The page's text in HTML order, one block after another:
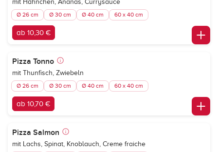
mit Hähnchen, Ananas, Currysauce
Ø 26 cm Ø 30 cm Ø 40 cm 60 x 40 cm
ab 10,30 €
Pizza Tonno
mit Thunfisch, Zwiebeln
Ø 26 cm Ø 30 cm Ø 40 cm 60 x 40 cm
ab 10,70 €
Pizza Salmon
mit Lachs, Spinat, Knoblauch, Creme fraiche